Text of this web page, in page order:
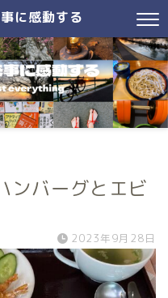
に感動する
ンバーグとエビ
2023年9月28日